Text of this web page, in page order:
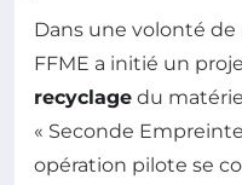
Dans une volonté de
FFME a initié un
recyclage du
« Seconde
opération pilote se